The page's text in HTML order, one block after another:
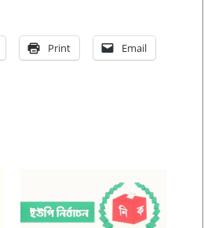
Print Email